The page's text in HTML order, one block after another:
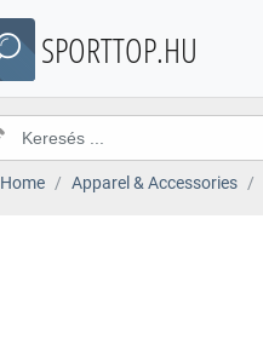
SPORTTOP.HU
Home Apparel & Accessories